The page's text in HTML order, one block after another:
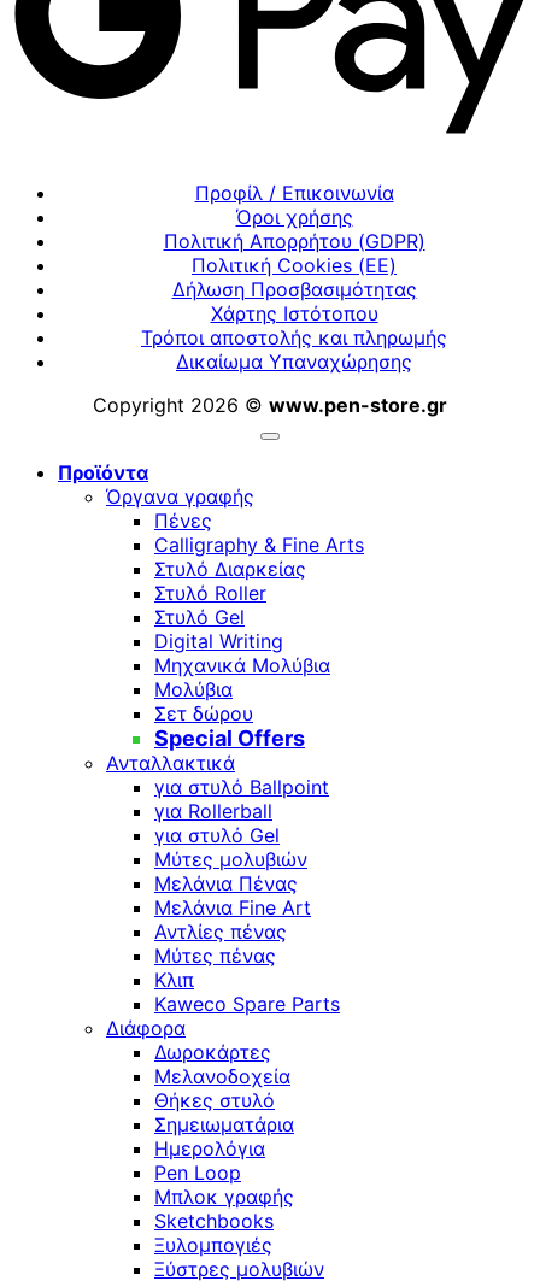
Προφίλ / Επικοινωνία
Όροι χρήσης
Πολιτική Απορρήτου (GDPR)
Πολιτική Cookies (ΕΕ)
Δήλωση Προσβασιμότητας
Χάρτης Ιστότοπου
Τρόποι αποστολής και πληρωμής
Δικαίωμα Υπαναχώρησης
Copyright 2026 © www.pen-store.gr
Προϊόντα
Όργανα γραφής
Πένες
Calligraphy & Fine Arts
Στυλό Διαρκείας
Στυλό Roller
Στυλό Gel
Digital Writing
Μηχανικά Μολύβια
Μολύβια
Σετ δώρου
Special Offers
Ανταλλακτικά
για στυλό Ballpoint
για Rollerball
για στυλό Gel
Μύτες μολυβιών
Μελάνια Πένας
Μελάνια Fine Art
Αντλίες πένας
Μύτες πένας
Κλιπ
Kaweco Spare Parts
Διάφορα
Δωροκάρτες
Μελανοδοχεία
Θήκες στυλό
Σημειωματάρια
Ημερολόγια
Pen Loop
Μπλοκ γραφής
Sketchbooks
Ξυλομπογιές
Ξύστρες μολυβιών